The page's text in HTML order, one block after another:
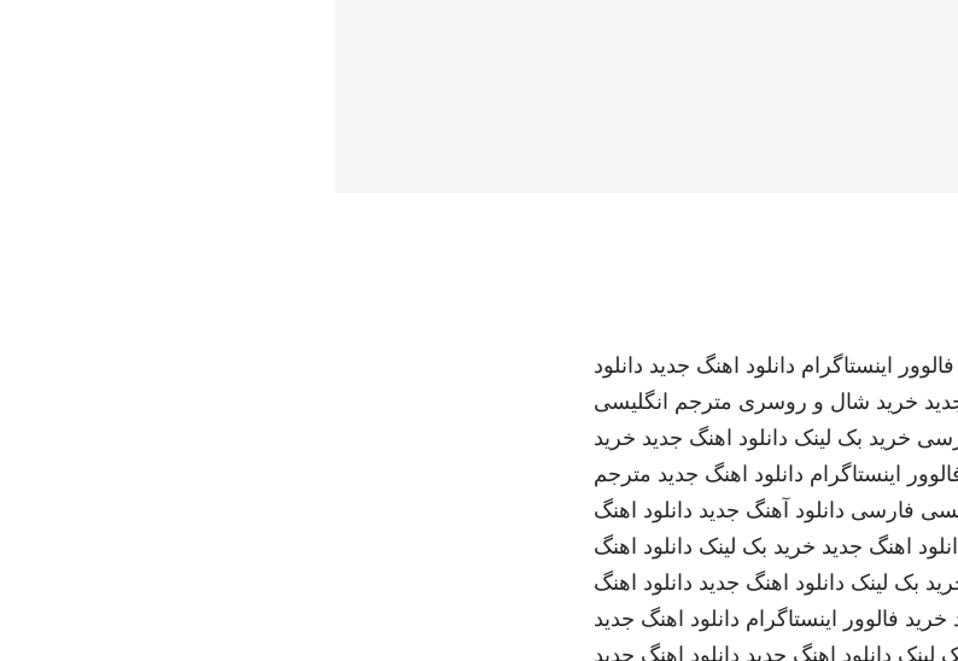
اینستاگرام دانلود اهنگ جدید دانلود
خرید شال و روسری مترجم انگلیسی
خرید بک لینک دانلود اهنگ جدید خرید
اینستاگرام دانلود اهنگ جدید مترجم
فارسی دانلود آهنگ جدید دانلود اهنگ
اهنگ جدید خرید بک لینک دانلود اهنگ
بک لینک دانلود اهنگ جدید دانلود اهنگ
خرید فالوور اینستاگرام دانلود اهنگ جدید
لینک دانلود اهنگ جدید دانلود اهنگ جدید